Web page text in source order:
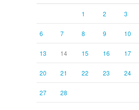
1 2 3
6 7 8 9 10
13 14 15 16 17
20 21 22 23 24
27 28